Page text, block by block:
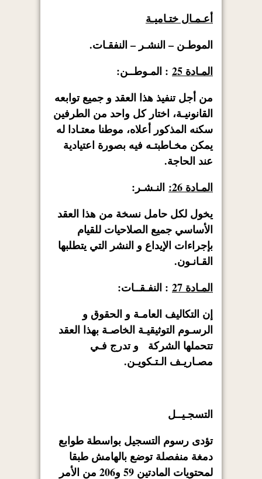
أعـمـال ختـاميـة
الموطـن – النشـر – النفقـات.
المـادة 25
: المـوطــن:
من أجل تنفيذ هذا العقد و جميع توابعه
القانونيـة، اختار كل واحد من الطرفين
سكنه المذكور أعلاه، موطنا معتـادا له
يمكن مخـاطبتـه فيه بصورة اعتيادية
عند الحاجة.
المـادة 26:
النـشـر:
يخول لكل حامل نسخة من هذا العقد
الأساسي جميع الصلاحيات للقيام
بإجراءات الإيداع و النشر التي يتطلبها
القـانـون.
المـادة 27
: النفـقــات:
إن التكاليف العامـة و الحقوق و
الرسـوم التوثيقيـة الخاصـة بهذا العقد
تتحملها الشركة و تدرج فـي
مصـاريـف الـتـكويـن.
التسجـيــل
تؤدى رسوم التسجيل بواسطة طوابع
دمغة منفصلة توضع بالهامش طبقا
لمحتويات المادتين 59 و206 من الأمر